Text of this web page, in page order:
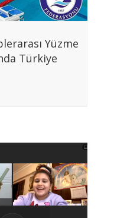
Yüzme
Türkiye